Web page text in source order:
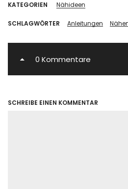
KATEGORIEN Nähideen
SCHLAGWÖRTER Anleitungen
0 Kommentare
SCHREIBE EINEN KOMMENTAR